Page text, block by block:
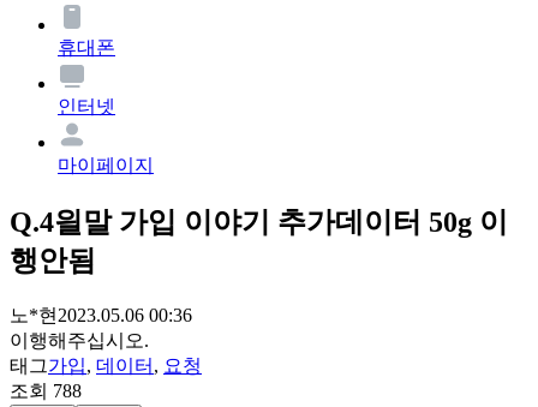
휴대폰
인터넷
마이페이지
Q.4읠말 가입 이야기 추가데이터 50g 이
행안됨
노*현 2023.05.06 00:36
이행해주십시오.
태그가입, 데이터 , 요청
조회 788